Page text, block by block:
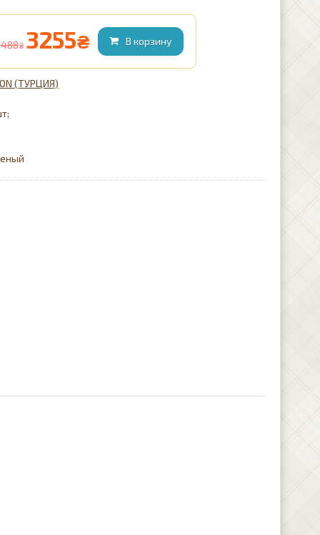
₴ 3255₴
(ТУРЦИЯ)